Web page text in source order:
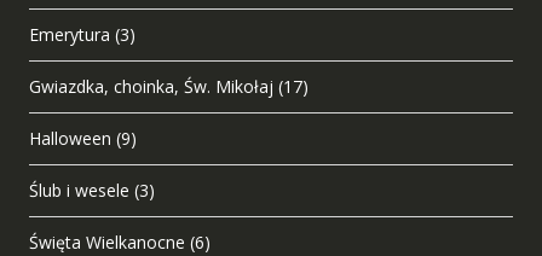
Emerytura (3)
Gwiazdka, choinka, Św. Mikołaj (17)
Halloween (9)
Ślub i wesele (3)
Święta Wielkanocne (6)